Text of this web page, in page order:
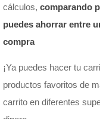
cálculos, comparando
puedes ahorrar entre
compra
¡Ya puedes hacer tu
productos favoritos de
carrito en diferentes